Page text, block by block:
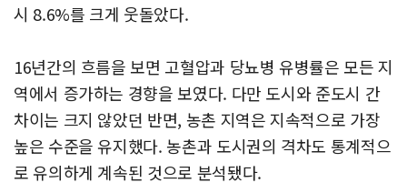
시 8.6%를 크게 웃돌았다.
16년간의 흐름을 보면 고혈압과 당뇨병 유병률은 모든 지
역에서 증가하는 경향을 보였다. 다만 도시와 준도시 간
차이는 크지 않았던 반면, 농촌 지역은 지속적으로 가장
높은 수준을 유지했다. 농촌과 도시권의 격차도 통계적으
로 유의하게 계속된 것으로 분석됐다.